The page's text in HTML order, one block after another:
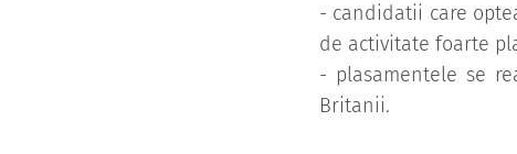
- candidatii care
de activitate foarte
- plasamentele se
Britanii.